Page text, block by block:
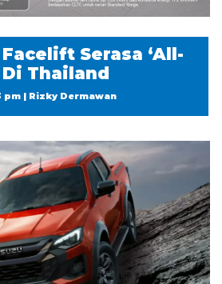
Serasa ‘All-
Di Thailand
pm | Rizky Dermawan